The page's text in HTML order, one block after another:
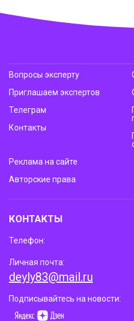
Вопросы эксперту
Приглашаем экспертов
Телеграм
Контакты
Реклама на сайте
Авторские права
КОНТАКТЫ
Телефон:
Личная почта:
deyly83@mail.ru
Подписывайтесь на новости: